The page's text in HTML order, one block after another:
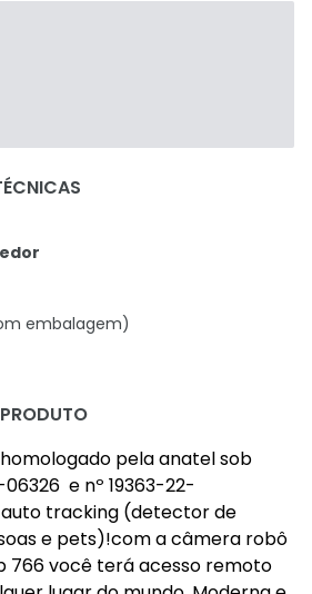
embalagem)
pela anatel sob
e nº 19363-22-
tracking (detector de
e pets)!com a câmera robô
766 você terá acesso remoto